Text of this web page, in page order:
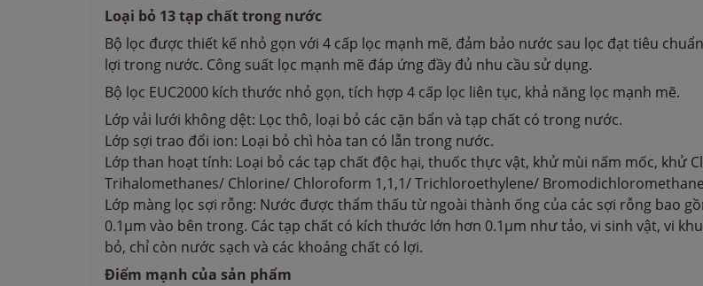
Loại bỏ 13 tạp chất trong nước
Bộ lọc được thiết kế nhỏ gọn với 4 cấp lọc mạnh mẽ, đảm bảo nước sau lọc đạt tiêu
lợi trong nước. Công suất lọc mạnh mẽ đáp ứng đầy đủ nhu cầu sử dụng.
Bộ lọc EUC2000 kích thước nhỏ gọn, tích hợp 4 cấp lọc liên tục, khả năng lọc mạnh mẽ.
Lớp vải lưới không dệt: Lọc thô, loại bỏ các cặn bẩn và tạp chất có trong nước.
Lớp sợi trao đổi ion: Loại bỏ chì hòa tan có lẫn trong nước.
Lớp than hoạt tính: Loại bỏ các tạp chất độc hại, thuốc thực vật, khử mùi nấm mốc, khử
Trihalomethanes/ Chlorine/ Chloroform 1,1,1/ Trichloroethylene/
Lớp màng lọc sợi rỗng: Nước được thẩm thấu từ ngoài thành ống của các sợi rỗng bao
0.1µm vào bên trong. Các tạp chất có kích thước lớn hơn 0.1µm như tảo, vi sinh vật, vi
bỏ, chỉ còn nước sạch và các khoáng chất có lợi.
Điểm mạnh của sản phẩm